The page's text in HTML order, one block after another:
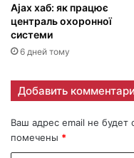
Ajax хаб: як працює
централь охоронної
системи
6 дней тому
Добавить
Ваш адрес email не будет
помечены *